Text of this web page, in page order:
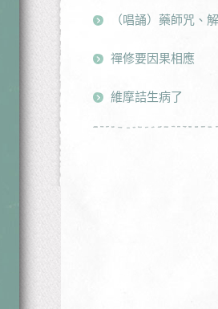
（唱誦）藥師咒、
禪修要因果相應
維摩詰生病了